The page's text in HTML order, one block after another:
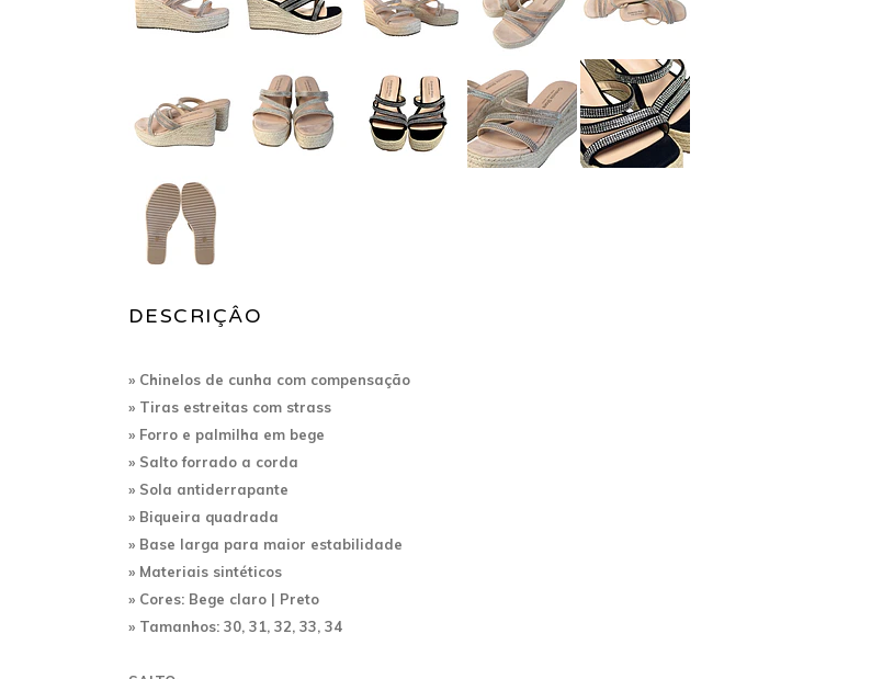
DESCRIÇÂO
» Chinelos de cunha com compensação
» Tiras estreitas com strass
» Forro e palmilha em bege
» Salto forrado a corda
» Sola antiderrapante
» Biqueira quadrada
» Base larga para maior estabilidade
» Materiais sintéticos
» Cores: Bege claro | Preto
» Tamanhos: 30, 31, 32, 33, 34